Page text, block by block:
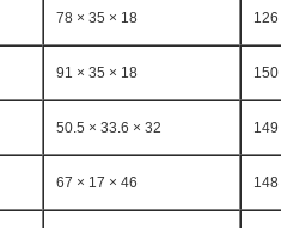
78 × 35 × 18 126
91 × ​​35 × 18 150
50.5 × 33.6 × 32 149
67 × 17 × 46 148